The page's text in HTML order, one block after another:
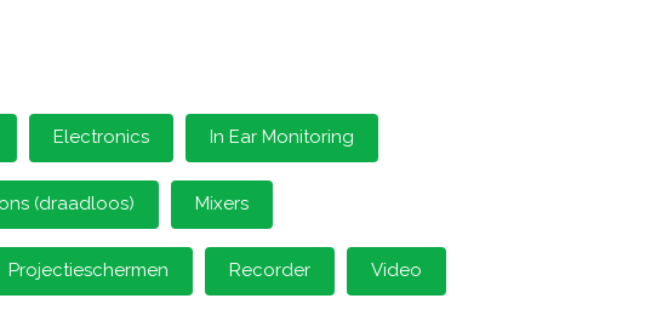
Electronics In Ear Monitoring
(draadloos) Mixers
Projectieschermen Recorder Video